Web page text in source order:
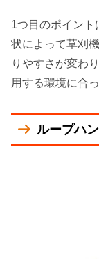
1つ目のポイント
状によって草刈
りやすさが変わ
用する環境に合
ループハ